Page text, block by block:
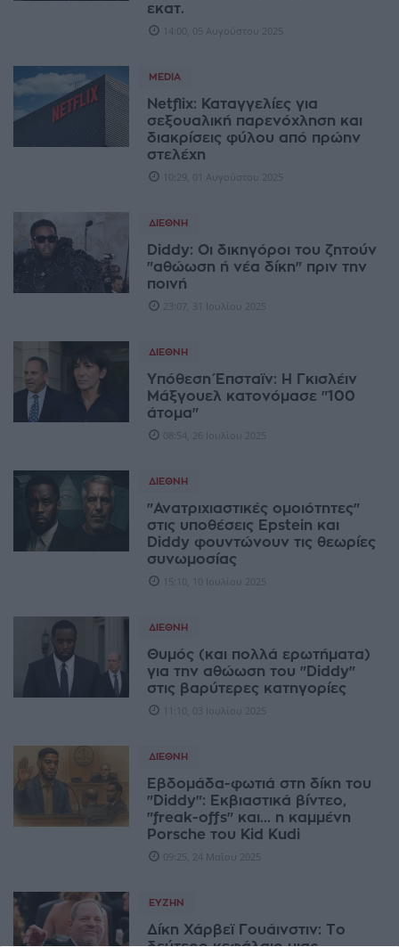
εκατ.
14:00, 05 Αυγούστου 2025
MEDIA
Netflix: Καταγγελίες για
σεξουαλική παρενόχληση και
διακρίσεις φύλου από πρώην
στελέχη
10:29, 01 Αυγούστου 2025
ΔΙΕΘΝΉ
Diddy: Οι δικηγόροι του ζητούν
"αθώωση ή νέα δίκη" πριν την
ποινή
23:07, 31 Ιουλίου 2025
ΔΙΕΘΝΉ
Υπόθεση Έπσταϊν: Η Γκισλέιν
Μάξγουελ κατονόμασε "100
άτομα"
08:54, 26 Ιουλίου 2025
ΔΙΕΘΝΉ
"Ανατριχιαστικές ομοιότητες"
στις υποθέσεις Epstein και
Diddy φουντώνουν τις θεωρίες
συνωμοσίας
15:10, 10 Ιουλίου 2025
ΔΙΕΘΝΉ
Θυμός (και πολλά ερωτήματα)
για την αθώωση του "Diddy"
στις βαρύτερες κατηγορίες
11:10, 03 Ιουλίου 2025
ΔΙΕΘΝΉ
Εβδομάδα-φωτιά στη δίκη του
"Diddy": Εκβιαστικά βίντεο,
"freak-offs" και... η καμμένη
Porsche του Kid Kudi
09:25, 24 Μαΐου 2025
ΕΥΖΗΝ
Δίκη Χάρβεϊ Γουάινστιν: Το